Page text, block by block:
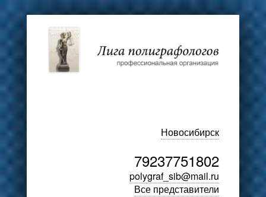
Новосибирск
79237751802
polygraf_sib@mail.ru
Все представители